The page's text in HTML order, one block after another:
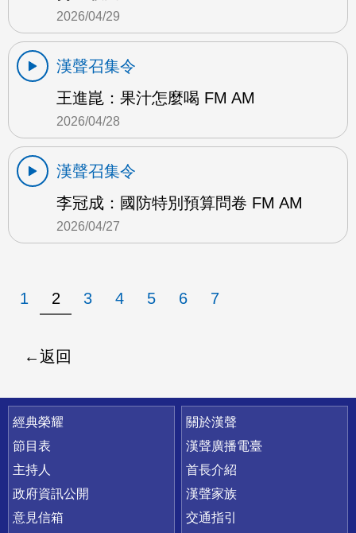
2026/04/29
漢聲召集令
王進崑：果汁怎麼喝 FM AM
2026/04/28
漢聲召集令
李冠成：國防特別預算問卷 FM AM
2026/04/27
1 2 3 4 5 6 7
返回
快速連結
經典榮耀
節目表
主持人
政府資訊公開
意見信箱
關於漢聲
漢聲廣播電臺
首長介紹
漢聲家族
交通指引